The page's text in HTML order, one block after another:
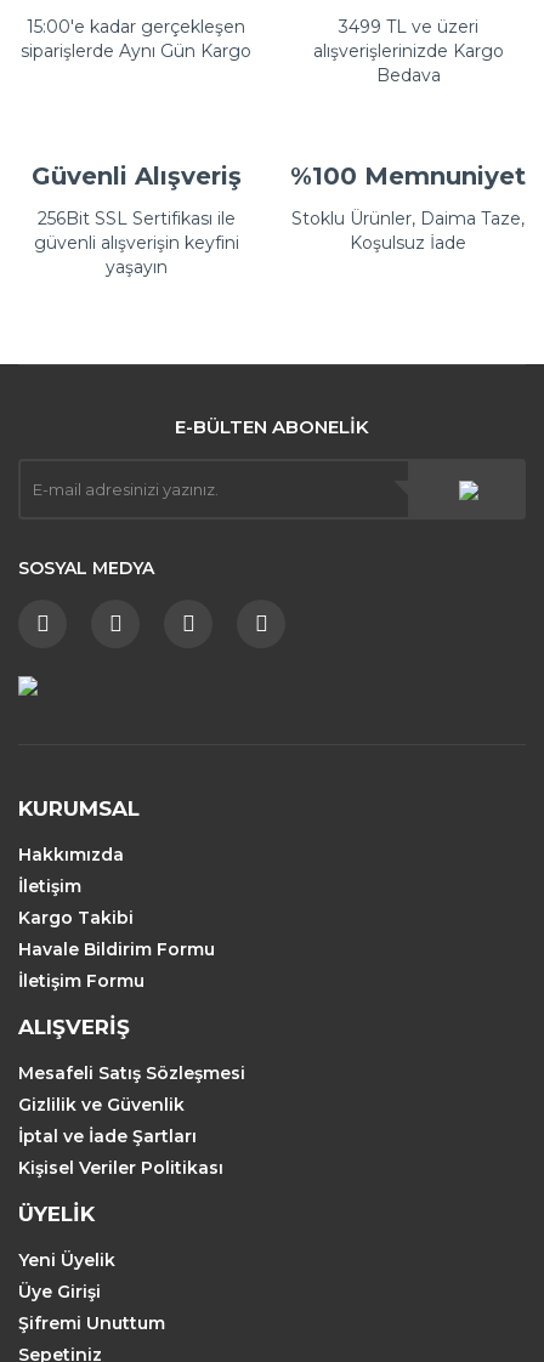
15:00'e kadar gerçekleşen
siparişlerde Aynı Gün Kargo
3499 TL ve üzeri
alışverişlerinizde Kargo
Bedava
Güvenli Alışveriş
256Bit SSL Sertifikası ile
güvenli alışverişin keyfini
yaşayın
%100 Memnuniyet
Stoklu Ürünler, Daima Taze,
Koşulsuz İade
E-BÜLTEN ABONELİK
SOSYAL MEDYA
KURUMSAL
Hakkımızda
İletişim
Kargo Takibi
Havale Bildirim Formu
İletişim Formu
ALIŞVERİŞ
Mesafeli Satış Sözleşmesi
Gizlilik ve Güvenlik
İptal ve İade Şartları
Kişisel Veriler Politikası
ÜYELİK
Yeni Üyelik
Üye Girişi
Şifremi Unuttum
Sepetiniz